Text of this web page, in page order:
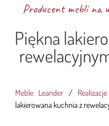
Producent mebli na
Piękna
Meble Leander / Realizacje
lakierowana kuchnia z